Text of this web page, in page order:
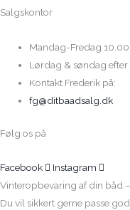
Salgskontor
Mandag-Fredag
Lørdag & søndag efter
Kontakt Frederik på:
fg@ditbaadsalg.dk
Følg os på
Facebook
Instagram
Vinteropbevaring af din båd
Du vil sikkert gerne passe